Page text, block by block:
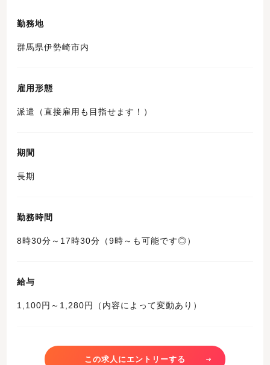
勤務地
群馬県伊勢崎市内
雇用形態
派遣（直接雇用も目指せます！）
期間
長期
勤務時間
8時30分～17時30分（9時～も可能です◎）
給与
1,100円～1,280円（内容によって変動あり）
この求人にエントリーする